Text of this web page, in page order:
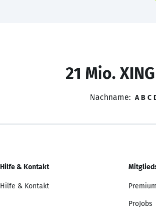
21 Mio.
Nachname: A B C
Hilfe & Kontakt
Hilfe & Kontakt Premium
ProJobs